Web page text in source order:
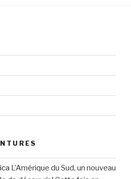
L’Amérique du Sud, un nouveau